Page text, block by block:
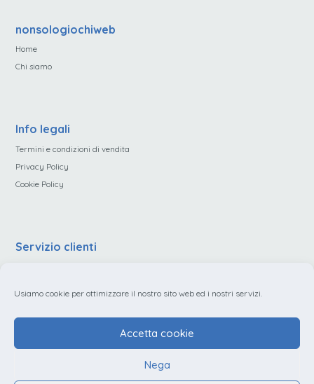
Usiamo cookie per ottimizzare il nostro sito web ed i nostri servizi.
Accetta cookie
Nega
nonsologiochiweb
Home
Chi siamo
Info legali
Termini e condizioni di vendita
Privacy Policy
Cookie Policy
Servizio clienti